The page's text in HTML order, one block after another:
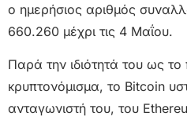
ο ημερήσιος αριθμός
660.260 μέχρι τις 4 Μαΐου.
Παρά την ιδιότητά του ως
κρυπτονόμισμα, το Bitcoin
ανταγωνιστή του, του